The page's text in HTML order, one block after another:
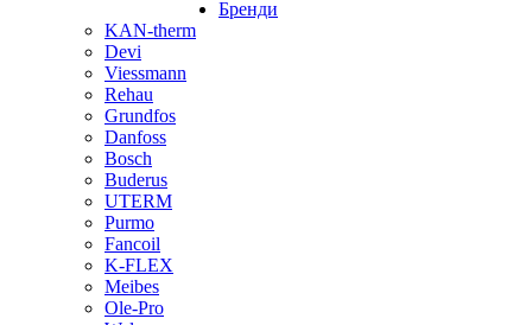
Бренди
KAN-therm
Devi
Viessmann
Rehau
Grundfos
Danfoss
Bosch
Buderus
UTERM
Purmo
Fancoil
K-FLEX
Meibes
Ole-Pro